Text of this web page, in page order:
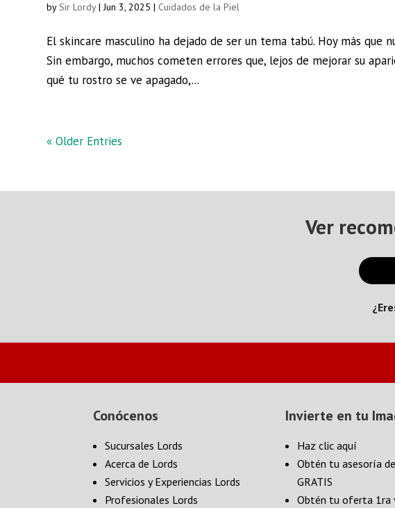
bySir Lordy|Jun 3, 2025 | Cuidados de la Piel
El skincare masculino ha dejado de ser un tema tabú. Hoy más que
Sin embargo, muchos cometen errores que, lejos de mejorar su
qué tu rostro se ve apagado,...
« Older Entries
Ver
Conócenos
Sucursales Lords
Acerca de Lords
Servicios y Experiencias Lords
Profesionales Lords
Invierte en tu
Haz clic aquí
Obtén tu asesoría
GRATIS
Obtén tu oferta 1ra